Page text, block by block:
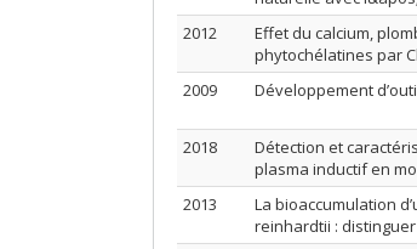
2012
Effet du calcium,
phytochélatines par
2009
Développement
2018
Détection et
plasma inductif en
2013
La bioaccumulation
reinhardtii :